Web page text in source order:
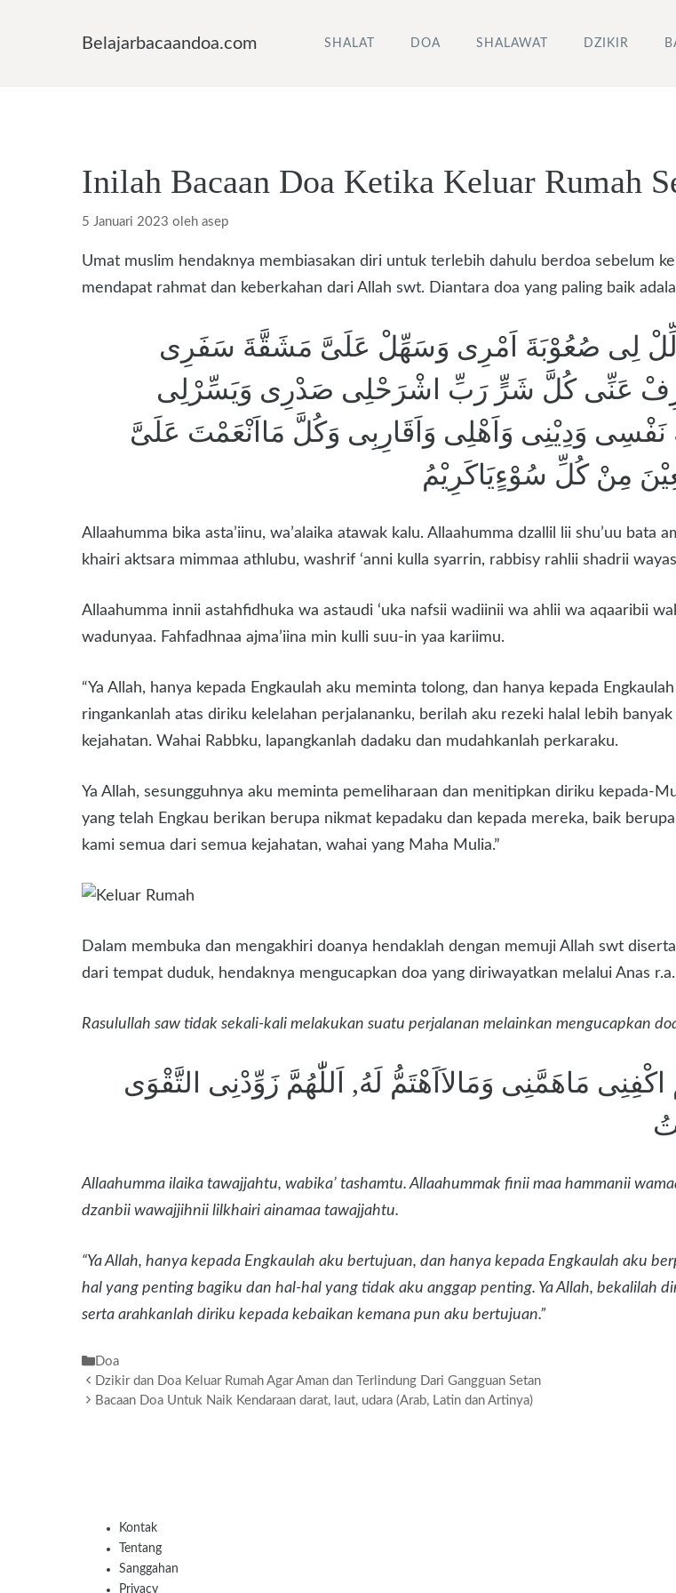
Belajarbacaandoa.com SHALAT DOA SHALAWAT DZIKIR
Inilah Bacaan Doa Ketika Keluar Rumah
5 Januari 2023 oleh asep
Umat muslim hendaknya membiasakan diri untuk terlebih dahulu berdoa sebelum
mendapat rahmat dan keberkahan dari Allah swt. Diantara doa yang paling baik
ذَلِّلْ لِى صُعُوْبَةَ اَمْرِى وَسَهِّلْ عَلَىَّ مَشَقَّةَ سَفَرِى
عَنِّى كُلَّ شَرٍّ رَبِّ اشْرَحْلِى صَدْرِى وَيَسِّرْلِى
وَدِيْنِى وَاَهْلِى وَاَقَارِبِى وَكُلَّ مَااَنْعَمْتَ عَلَىَّ
مِنْ كُلِّ سُوْءٍيَاكَرِيْمُ
Allaahumma bika asta’iinu, wa’alaika atawak kalu. Allaahumma dzallil lii shu’uu bata
khairi aktsara mimmaa athlubu, washrif ‘anni kulla syarrin, rabbisy rahlii shadrii
Allaahumma innii astahfidhuka wa astaudi ‘uka nafsii wadiinii wa ahlii wa aqaaribii
wadunyaa. Fahfadhnaa ajma’iina min kulli suu-in yaa kariimu.
“Ya Allah, hanya kepada Engkaulah aku meminta tolong, dan hanya kepada
ringankanlah atas diriku kelelahan perjalananku, berilah aku rezeki halal lebih
kejahatan. Wahai Rabbku, lapangkanlah dadaku dan mudahkanlah perkaraku.
Ya Allah, sesungguhnya aku meminta pemeliharaan dan menitipkan diriku kepada-
yang telah Engkau berikan berupa nikmat kepadaku dan kepada mereka, baik
kami semua dari semua kejahatan, wahai yang Maha Mulia.”
Dalam membuka dan mengakhiri doanya hendaklah dengan memuji Allah swt
dari tempat duduk, hendaknya mengucapkan doa yang diriwayatkan melalui Anas
Rasulullah saw tidak sekali-kali melakukan suatu perjalanan melainkan mengucapkan
مَاهَمَّنِى وَمَالاَاَهْتَمُّ لَهُ, اَللّٰهُمَّ زَوِّدْنِى التَّقْوَى
Allaahumma ilaika tawajjahtu, wabika’ tashamtu. Allaahummak finii maa hammanii
dzanbii wawajjihnii lilkhairi ainamaa tawajjahtu.
“Ya Allah, hanya kepada Engkaulah aku bertujuan, dan hanya kepada Engkaulah aku
hal yang penting bagiku dan hal-hal yang tidak aku anggap penting. Ya Allah, bekalilah
serta arahkanlah diriku kepada kebaikan kemana pun aku bertujuan.”
Kategori
Doa
Dzikir dan Doa Keluar Rumah Agar Aman dan Terlindung Dari Gangguan Setan
Bacaan Doa Untuk Naik Kendaraan darat, laut, udara (Arab, Latin dan Artinya)
Kontak
Tentang
Sanggahan
Privacy